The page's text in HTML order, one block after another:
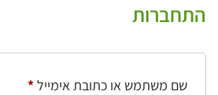
התחברות
שם משתמש או כתובת אימייל*חובה